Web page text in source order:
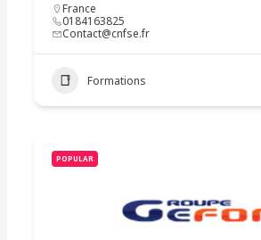
France
0184163825
Contact@cnfse.fr
Formations
POPULAR